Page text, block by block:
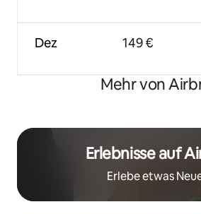
Dez 149 €
Mehr von
Erlebnisse auf
Erlebe etwas